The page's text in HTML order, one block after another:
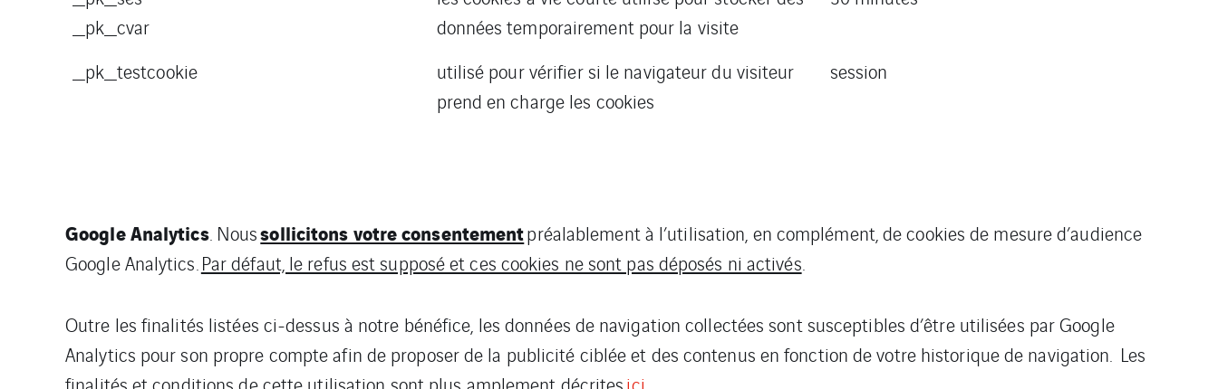
_pk_cvar
données temporairement pour la visite
_pk_testcookie
utilisé pour vérifier si le navigateur du visiteur
prend en charge les cookies
session
Google Analytics. Noussollicitons votre consentementpréalablement à l’utilisation, en complément, de cookies de mesure d’audience
Google Analytics.Par défaut, le refus est supposé et ces cookies ne sont pas déposés ni activés.
Outre les finalités listées ci-dessus à notre bénéfice, les données de navigation collectées sont susceptibles d’être utilisées par Google
Analytics pour son propre compte afin de proposer de la publicité ciblée et des contenus en fonction de votre historique de navigation. Les